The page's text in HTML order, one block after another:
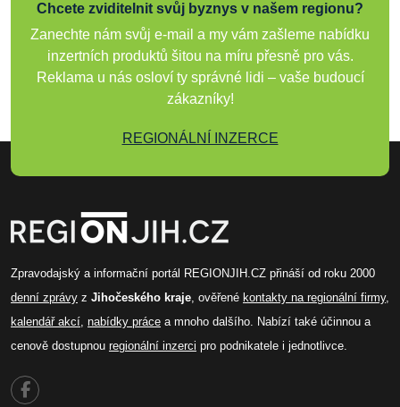
Chcete zviditelnit svůj byznys v našem regionu?
Zanechte nám svůj e-mail a my vám zašleme nabídku
inzertních produktů šitou na míru přesně pro vás.
Reklama u nás osloví ty správné lidi – vaše budoucí
zákazníky!
REGIONÁLNÍ INZERCE
Zpravodajský a informační portál REGIONJIH.CZ přináší od roku 2000
denní zprávy z Jihočeského kraje, ověřené kontakty na regionální firmy,
kalendář akcí, nabídky práce a mnoho dalšího. Nabízí také účinnou a
cenově dostupnou regionální inzerci pro podnikatele i jednotlivce.